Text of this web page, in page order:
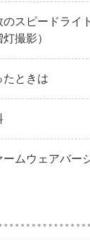
のスピードライ
灯撮影）
たときは
ームウェアバー